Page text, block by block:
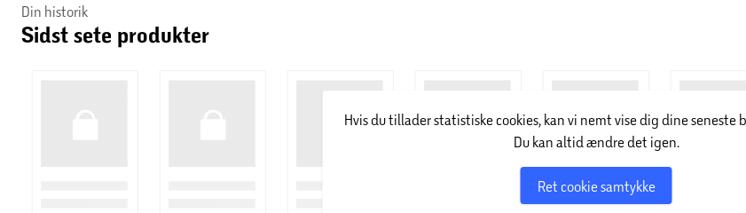
Din historik
Sidst sete produkter
Hvis du tillader statistiske cookies, kan vi nemt vise dig dine seneste
Du kan altid ændre det igen.
Ret cookie samtykke